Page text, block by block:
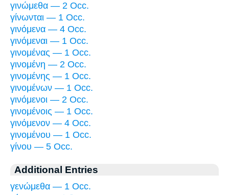
γινώμεθα — 2 Occ.
γίνωνται — 1 Occ.
γινόμενα — 4 Occ.
γινόμεναι — 1 Occ.
γινομένας — 1 Occ.
γινομένη — 2 Occ.
γινομένης — 1 Occ.
γινομένων — 1 Occ.
γινόμενοι — 2 Occ.
γινομένοις — 1 Occ.
γινόμενον — 4 Occ.
γινομένου — 1 Occ.
γίνου — 5 Occ.
Additional Entries
γενώμεθα — 1 Occ.